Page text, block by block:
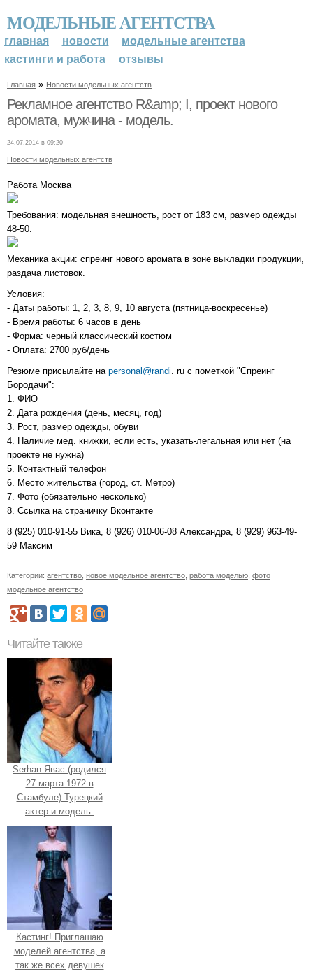
МОДЕЛЬНЫЕ АГЕНТСТВА
главная новости
модельные агентства
кастинги и работа
отзывы
Главная » Новости модельных агентств
Рекламное агентство R&amp; I, проект нового
аромата, мужчина - модель.
24.07.2014 в 09:20
Новости модельных агентств
Работа Москва
Требования: модельная внешность, рост от 183 см, размер одежды
48-50.
Механика акции: спреинг нового аромата в зоне выкладки продукции,
раздача листовок.
Условия:
- Даты работы: 1, 2, 3, 8, 9, 10 августа (пятница-воскресенье)
- Время работы: 6 часов в день
- Форма: черный классический костюм
- Оплата: 2700 руб/день
Резюме присылайте на personal@randi . ru с пометкой "Спреинг
Бородачи":
1. ФИО
2. Дата рождения (день, месяц, год)
3. Рост, размер одежды, обуви
4. Наличие мед. книжки, если есть, указать-легальная или нет (на
проекте не нужна)
5. Контактный телефон
6. Место жительства (город, ст. Метро)
7. Фото (обязательно несколько)
8. Ссылка на страничку Вконтакте
8 (925) 010-91-55 Вика, 8 (926) 010-06-08 Александра, 8 (929) 963-49-
59 Максим
Категории: агентство новое модельное агентство работа моделью фото
модельное агентство
Читайте также
Serhan Явас (родился
27 марта 1972 в
Стамбуле) Турецкий
актер и модель.
Кастинг! Приглашаю
моделей агентства, а
так же всех девушек